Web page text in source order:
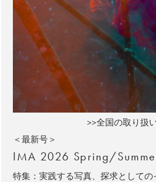
>>全国の取り扱
＜最新号＞
IMA 2026 Spring/
特集：実践する写真、探求としての